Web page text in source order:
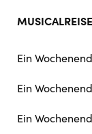
MUSICALREISE
Ein
Ein
Ein